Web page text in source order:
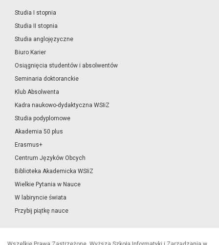
Studia I stopnia
Studia II stopnia
Studia anglojęzyczne
Biuro Karier
Osiągnięcia studentów i absolwentów
Seminaria doktoranckie
Klub Absolwenta
Kadra naukowo-dydaktyczna WSIiZ
Studia podyplomowe
Akademia 50 plus
Erasmus+
Centrum Języków Obcych
Biblioteka Akademicka WSIiZ
Wielkie Pytania w Nauce
W labiryncie świata
Przybij piątkę nauce